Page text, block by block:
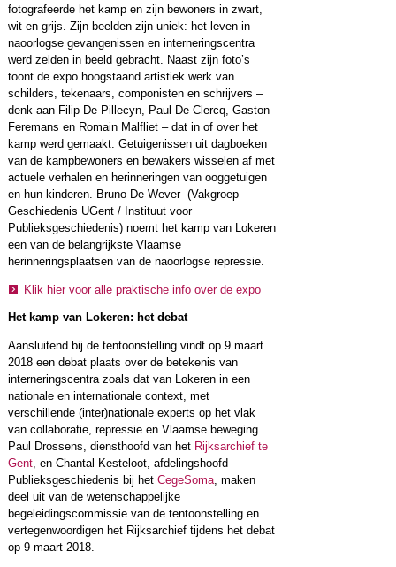
fotografeerde het kamp en zijn bewoners in zwart,
wit en grijs. Zijn beelden zijn uniek: het leven in
naoorlogse gevangenissen en interneringscentra
werd zelden in beeld gebracht. Naast zijn foto’s
toont de expo hoogstaand artistiek werk van
schilders, tekenaars, componisten en schrijvers –
denk aan Filip De Pillecyn, Paul De Clercq, Gaston
Feremans en Romain Malfliet – dat in of over het
kamp werd gemaakt. Getuigenissen uit dagboeken
van de kampbewoners en bewakers wisselen af met
actuele verhalen en herinneringen van ooggetuigen
en hun kinderen. Bruno De Wever (Vakgroep
Geschiedenis UGent / Instituut voor
Publieksgeschiedenis) noemt het kamp van Lokeren
een van de belangrijkste Vlaamse
herinneringsplaatsen van de naoorlogse repressie.
Klik hier voor alle praktische info over de expo
Het kamp van Lokeren: het debat
Aansluitend bij de tentoonstelling vindt op 9 maart
2018 een debat plaats over de betekenis van
interneringscentra zoals dat van Lokeren in een
nationale en internationale context, met
verschillende (inter)nationale experts op het vlak
van collaboratie, repressie en Vlaamse beweging.
Paul Drossens, diensthoofd van het Rijksarchief te
Gent, en Chantal Kesteloot, afdelingshoofd
Publieksgeschiedenis bij het CegeSoma, maken
deel uit van de wetenschappelijke
begeleidingscommissie van de tentoonstelling en
vertegenwoordigen het Rijksarchief tijdens het debat
op 9 maart 2018.